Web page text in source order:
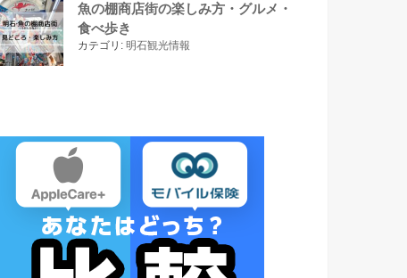
魚の棚商店街の楽しみ方・グルメ・
食べ歩き
カテゴリ: 明石観光情報